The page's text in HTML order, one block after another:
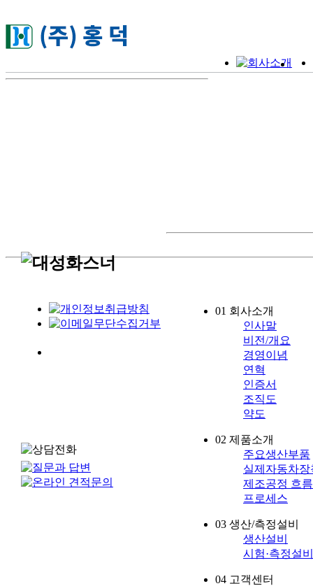
01 회사소개
인사말
비전/개요
경영이념
연혁
인증서
조직도
약도
02 제품소개
주요생산부품
실제자동차장
제조공정 흐
프로세스
03 생산/측정설비
생산설비
시험·측정설비
04 고객센터